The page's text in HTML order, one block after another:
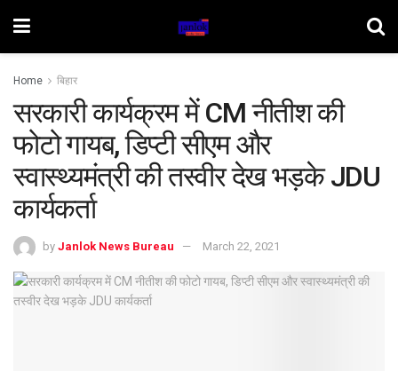
Home बिहार
सरकारी कार्यक्रम में CM नीतीश की
फोटो गायब, डिप्टी सीएम और
स्वास्थ्यमंत्री की तस्वीर देख भड़के JDU
कार्यकर्ता
by Janlok News Bureau March 22, 2021